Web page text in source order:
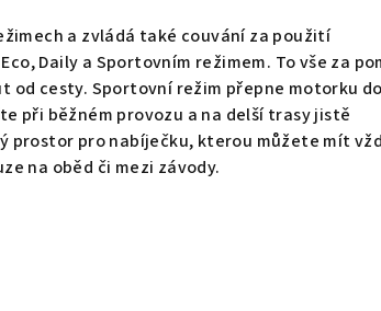
a zvládá také couvání za použití
Daily a Sportovním režimem. To vše za
od cesty. Sportovní režim přepne motorku
při běžném provozu a na delší trasy jistě
prostor pro nabíječku, kterou můžete mít
na oběd či mezi závody.